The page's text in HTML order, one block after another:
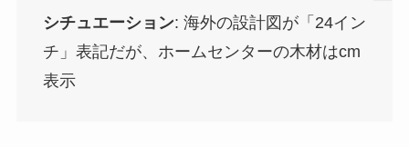
シチュエーション: 海外の設計図が「24イン
チ」表記だが、ホームセンターの木材はcm
表示